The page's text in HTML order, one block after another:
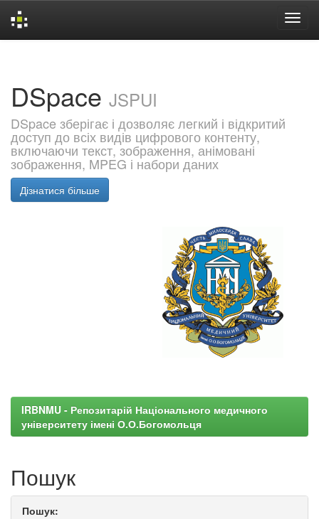
DSpace JSPUI
DSpace зберігає і дозволяє легкий і відкритий
доступ до всіх видів цифрового контенту,
включаючи текст, зображення, анімовані
зображення, MPEG і набори даних
Дізнатися більше
IRBNMU - Репозитарій Національного медичного
університету імені О.О.Богомольця
Пошук
Пошук: